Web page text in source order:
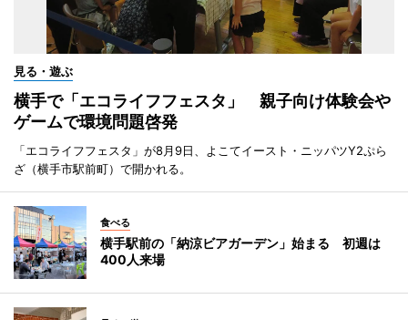
見る・遊ぶ
横手で「エコライフフェスタ」 親子向け体験会や
ゲームで環境問題啓発
「エコライフフェスタ」が8月9日、よこてイースト・ニッパツY2ぷら
ざ（横手市駅前町）で開かれる。
食べる
横手駅前の「納涼ビアガーデン」始まる 初週は
400人来場